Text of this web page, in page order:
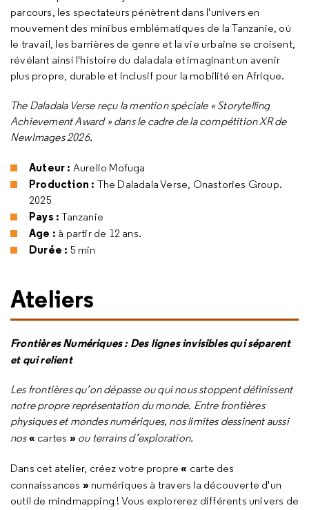
parcours, les spectateurs pénètrent dans l'univers en
mouvement des minibus emblématiques de la Tanzanie, où
le travail, les barrières de genre et la vie urbaine se croisent,
révélant ainsi l'histoire du daladala et imaginant un avenir
plus propre, durable et inclusif pour la mobilité en Afrique.
The Daladala Verse reçu la mention spéciale « Storytelling
Achievement Award » dans le cadre de la compétition XR de
NewImages 2026.
Auteur : Aurelio Mofuga
Production : The Daladala Verse, Onastories Group.
2025
Pays : Tanzanie
Age : à partir de 12 ans.
Durée : 5 min
Ateliers
Frontières Numériques : Des lignes invisibles qui séparent
et qui relient
Les frontières qu’on dépasse ou qui nous stoppent définissent
notre propre représentation du monde. Entre frontières
physiques et mondes numériques, nos limites dessinent aussi
nos« cartes » ou terrains d’exploration.
Dans cet atelier, créez votre propre« carte des
connaissances » numériques à travers la découverte d'un
outil de mindmapping ! Vous explorerez différents univers de